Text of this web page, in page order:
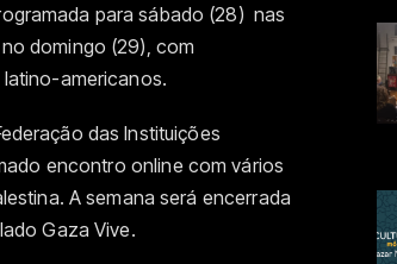
para sábado (28) nas
domingo (29), com
latino-americanos.
das Instituições
encontro online com vários
A semana será encerrada
Gaza Vive.